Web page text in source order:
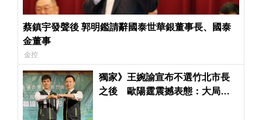
蔡鎮宇發聲後 郭明鑑請辭國泰世華銀董事長、國泰
金董事
金控
獨家》王婉諭宣布不選竹北市長
之後 歐陽霆震撼表態：大局優